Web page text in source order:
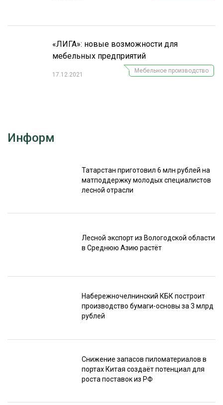
«ЛИГА»: новые возможности для
мебельных предприятий
17.12.2021
Мебельное производство
Информ
Татарстан приготовил 6 млн рублей на
матподдержку молодых специалистов
лесной отрасли
Лесной экспорт из Вологодской области
в Среднюю Азию растёт
Набережночелнинский КБК построит
производство бумаги-основы за 3 млрд
рублей
Снижение запасов пиломатериалов в
портах Китая создаёт потенциал для
роста поставок из РФ